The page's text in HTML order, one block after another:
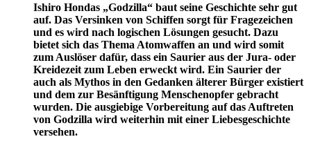
Ishiro Hondas „Godzilla“ baut seine Geschichte sehr gut
auf. Das Versinken von Schiffen sorgt für Fragezeichen
und es wird nach logischen Lösungen gesucht. Dazu
bietet sich das Thema Atomwaffen an und wird somit
zum Auslöser dafür, dass ein Saurier aus der Jura- oder
Kreidezeit zum Leben erweckt wird. Ein Saurier der
auch als Mythos in den Gedanken älterer Bürger existiert
und dem zur Besänftigung Menschenopfer gebracht
wurden. Die ausgiebige Vorbereitung auf das Auftreten
von Godzilla wird weiterhin mit einer Liebesgeschichte
versehen.